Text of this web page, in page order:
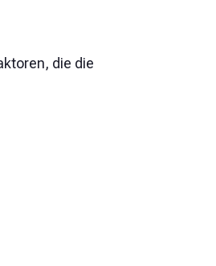
die die